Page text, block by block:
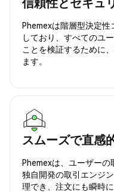
Phemexは階層型決定性
しており、すべてのユ
ことを検証するために、
ます。
スムーズで直感
Phemexは、ユーザーの
独自開発の取引エンジ
理でき、注文にも瞬時に